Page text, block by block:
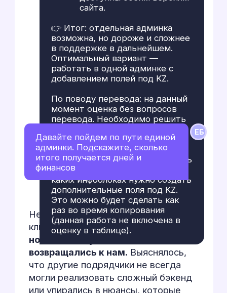
Работа на опережение
Понимая важность дедлайнов.
Мы регулярно сдавали задачи
задачу на неделю-полторы
раньше, чем ожидал клиент.
Это «приятно удивляло»
заказчика и укрепляло доверие.
уровень №3}
Задачи «со звездочкой»
Интерактивные